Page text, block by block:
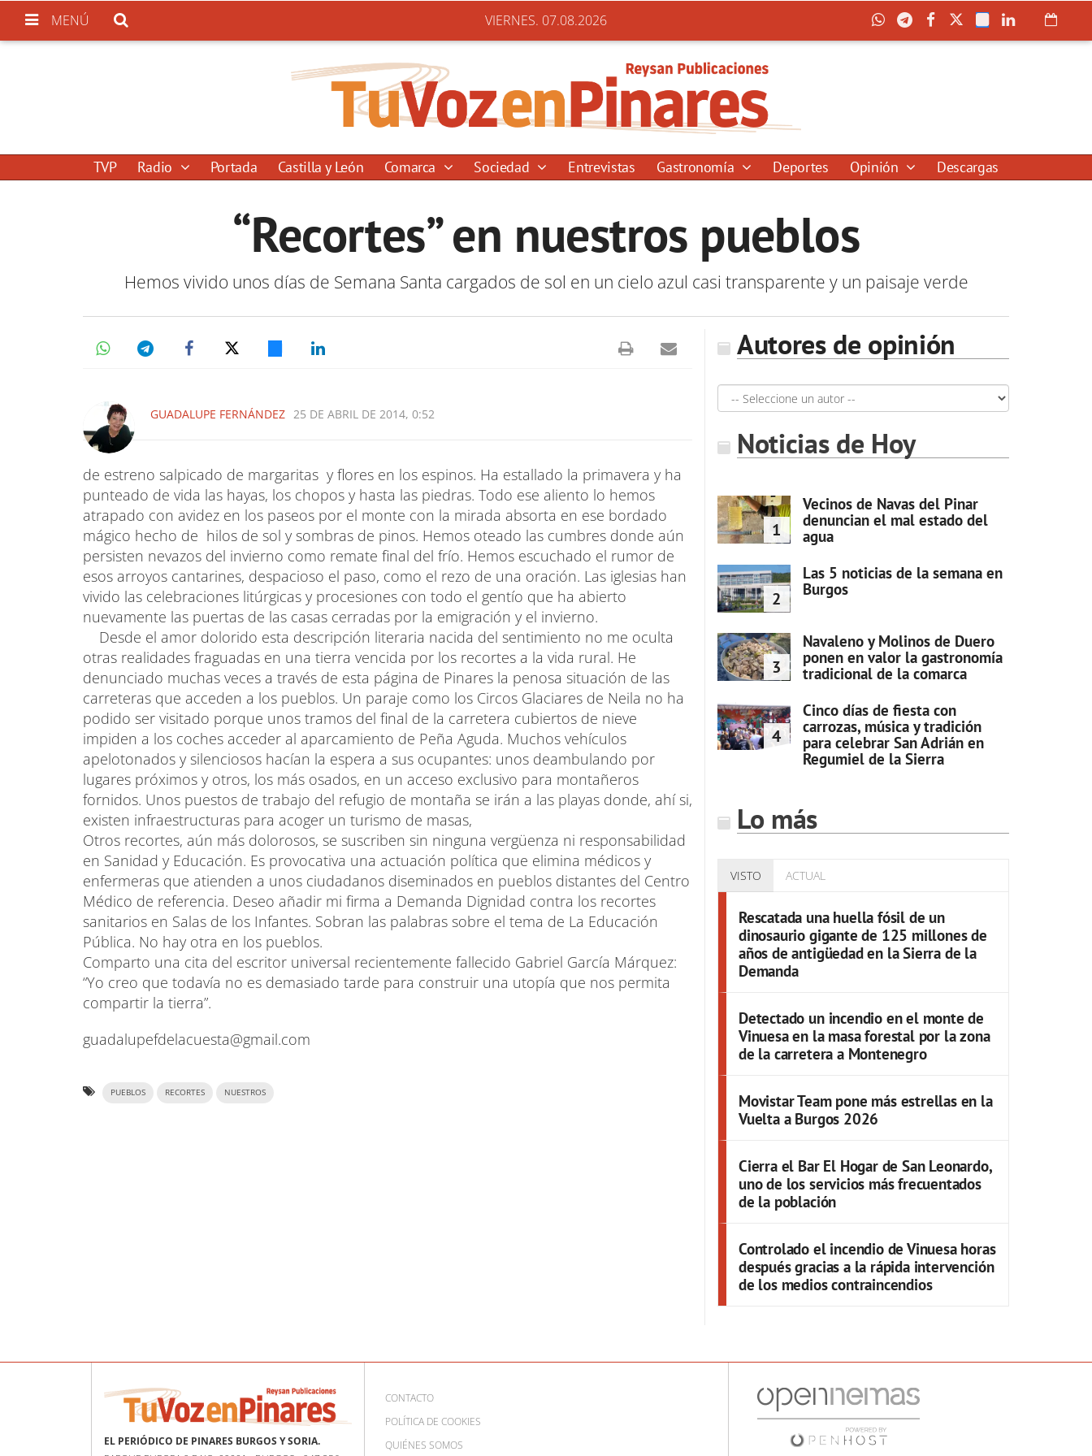
MENÚ VIERNES. 07.08.2026
TVP Radio Portada Castilla y León Comarca Sociedad Entrevistas Gastronomía Deportes Opinión Descargas
“Recortes” en nuestros pueblos
Hemos vivido unos días de Semana Santa cargados de sol en un cielo azul casi transparente y un paisaje verde
GUADALUPE FERNÁNDEZ 25 DE ABRIL DE 2014, 0:52
de estreno salpicado de margaritas y flores en los espinos. Ha estallado la primavera y ha
punteado de vida las hayas, los chopos y hasta las piedras. Todo ese aliento lo hemos
atrapado con avidez en los paseos por el monte con la mirada absorta en ese bordado
mágico hecho de hilos de sol y sombras de pinos. Hemos oteado las cumbres donde aún
persisten nevazos del invierno como remate final del frío. Hemos escuchado el rumor de
esos arroyos cantarines, despacioso el paso, como el rezo de una oración. Las iglesias han
vivido las celebraciones litúrgicas y procesiones con todo el gentío que ha abierto
nuevamente las puertas de las casas cerradas por la emigración y el invierno.
Desde el amor dolorido esta descripción literaria nacida del sentimiento no me oculta
otras realidades fraguadas en una tierra vencida por los recortes a la vida rural. He
denunciado muchas veces a través de esta página de Pinares la penosa situación de las
carreteras que acceden a los pueblos. Un paraje como los Circos Glaciares de Neila no ha
podido ser visitado porque unos tramos del final de la carretera cubiertos de nieve
impiden a los coches acceder al aparcamiento de Peña Aguda. Muchos vehículos
apelotonados y silenciosos hacían la espera a sus ocupantes: unos deambulando por
lugares próximos y otros, los más osados, en un acceso exclusivo para montañeros
fornidos. Unos puestos de trabajo del refugio de montaña se irán a las playas donde, ahí si,
existen infraestructuras para acoger un turismo de masas,
Otros recortes, aún más dolorosos, se suscriben sin ninguna vergüenza ni responsabilidad
en Sanidad y Educación. Es provocativa una actuación política que elimina médicos y
enfermeras que atienden a unos ciudadanos diseminados en pueblos distantes del Centro
Médico de referencia. Deseo añadir mi firma a Demanda Dignidad contra los recortes
sanitarios en Salas de los Infantes. Sobran las palabras sobre el tema de La Educación
Pública. No hay otra en los pueblos.
Comparto una cita del escritor universal recientemente fallecido Gabriel García Márquez:
“Yo creo que todavía no es demasiado tarde para construir una utopía que nos permita
compartir la tierra”.
guadalupefdelacuesta@gmail.com
PUEBLOS RECORTES NUESTROS
Autores de opinión
Noticias de Hoy
1
Vecinos de Navas del Pinar
denuncian el mal estado del
agua
2
Las 5 noticias de la semana en
Burgos
3
Navaleno y Molinos de Duero
ponen en valor la gastronomía
tradicional de la comarca
4
Cinco días de fiesta con
carrozas, música y tradición
para celebrar San Adrián en
Regumiel de la Sierra
Lo más
VISTO ACTUAL
Rescatada una huella fósil de un
dinosaurio gigante de 125 millones de
años de antigüedad en la Sierra de la
Demanda
Detectado un incendio en el monte de
Vinuesa en la masa forestal por la zona
de la carretera a Montenegro
Movistar Team pone más estrellas en la
Vuelta a Burgos 2026
Cierra el Bar El Hogar de San Leonardo,
uno de los servicios más frecuentados
de la población
Controlado el incendio de Vinuesa horas
después gracias a la rápida intervención
de los medios contraincendios
EL PERIÓDICO DE PINARES BURGOS Y SORIA.
CONTACTO
POLÍTICA DE COOKIES
QUIÉNES SOMOS